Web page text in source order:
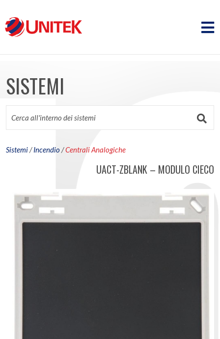
SISTEMI
Sistemi/Incendio /Centrali Analogiche
UACT-ZBLANK – MODULO CIECO